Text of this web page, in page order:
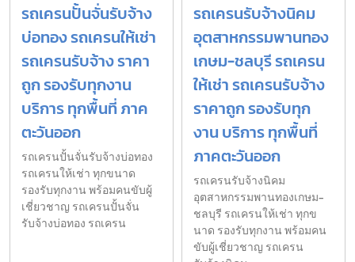
รถเครนปั้นจั่นรับจ้าง
บ่อทอง รถเครนให้เช่า
รถเครนรับจ้าง ราคา
ถูก รองรับทุกงาน
บริการ ทุกพื้นที่ ภาค
ตะวันออก
รถเครนปั้นจั่นรับจ้างบ่อทอง
รถเครนให้เช่า ทุกขนาด
รองรับทุกงาน พร้อมคนขับผู้
เชี่ยวชาญ รถเครนปั้นจั่น
รับจ้างบ่อทอง รถเครน
รถเครนรับจ้างนิคม
อุตสาหกรรมพานทอง
เกษม-ชลบุรี รถเครน
ให้เช่า รถเครนรับจ้าง
ราคาถูก รองรับทุก
งาน บริการ ทุกพื้นที่
ภาคตะวันออก
รถเครนรับจ้างนิคม
อุตสาหกรรมพานทองเกษม-
ชลบุรี รถเครนให้เช่า ทุกข
นาด รองรับทุกงาน พร้อมคน
ขับผู้เชี่ยวชาญ รถเครน